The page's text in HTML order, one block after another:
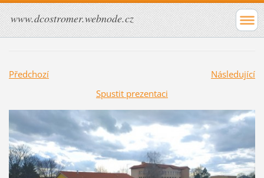
www.dcostromer.webnode.cz
Předchozí
Následující
Spustit prezentaci